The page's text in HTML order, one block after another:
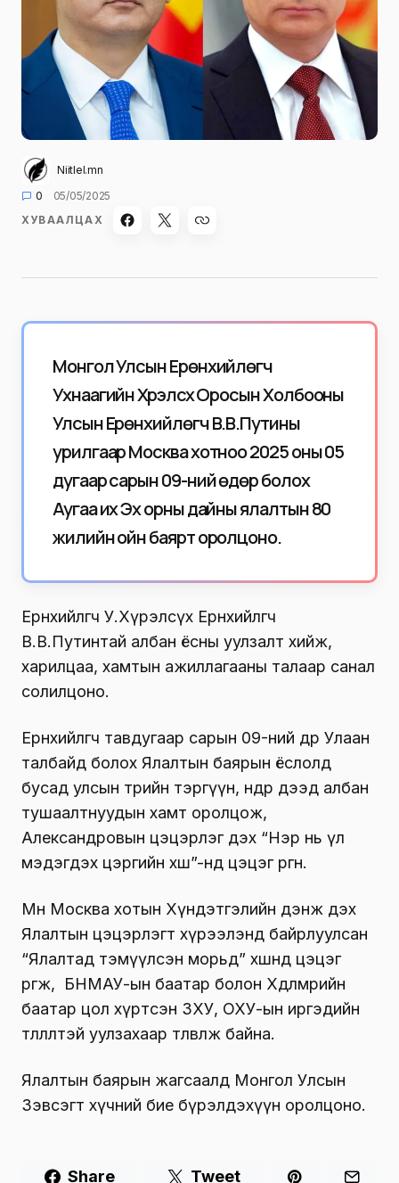
Niitlel.mn
0
05/05/2025
ХУВААЛЦАХ
Монгол Улсын Ерөнхийлөгч
Ухнаагийн Хүрэлсүх Оросын Холбооны
Улсын Ерөнхийлөгч В.В.Путины
урилгаар Москва хотноо 2025 оны 05
дугаар сарын 09-ний өдөр болох
Аугаа их Эх орны дайны ялалтын 80
жилийн ойн баярт оролцоно.
Ерөнхийлөгч У.Хүрэлсүх Ерөнхийлөгч
В.В.Путинтай албан ёсны уулзалт хийж,
харилцаа, хамтын ажиллагааны талаар санал
солилцоно.
Ерөнхийлөгч тавдугаар сарын 09-ний өдөр Улаан
талбайд болох Ялалтын баярын ёслолд
бусад улсын төрийн тэргүүн, өндөр дээд албан
тушаалтнуудын хамт оролцож,
Александровын цэцэрлэг дэх “Нэр нь үл
мэдэгдэх цэргийн хөшөө”-нд цэцэг өргөнө.
Мөн Москва хотын Хүндэтгэлийн дэнж дэх
Ялалтын цэцэрлэгт хүрээлэнд байрлуулсан
“Ялалтад тэмүүлсэн морьд” хөшөөнд цэцэг
өргөж, БНМАУ-ын баатар болон Хөдөлмөрийн
баатар цол хүртсэн ЗХУ, ОХУ-ын иргэдийн
төлөөлөлтэй уулзахаар төлөвлөж байна.
Ялалтын баярын жагсаалд Монгол Улсын
Зэвсэгт хүчний бие бүрэлдэхүүн оролцоно.
Share Tweet